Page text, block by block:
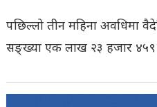
पछिल्लो तीन महिना अवधिमा
सङ्ख्या एक लाख २३ हजार ४५९